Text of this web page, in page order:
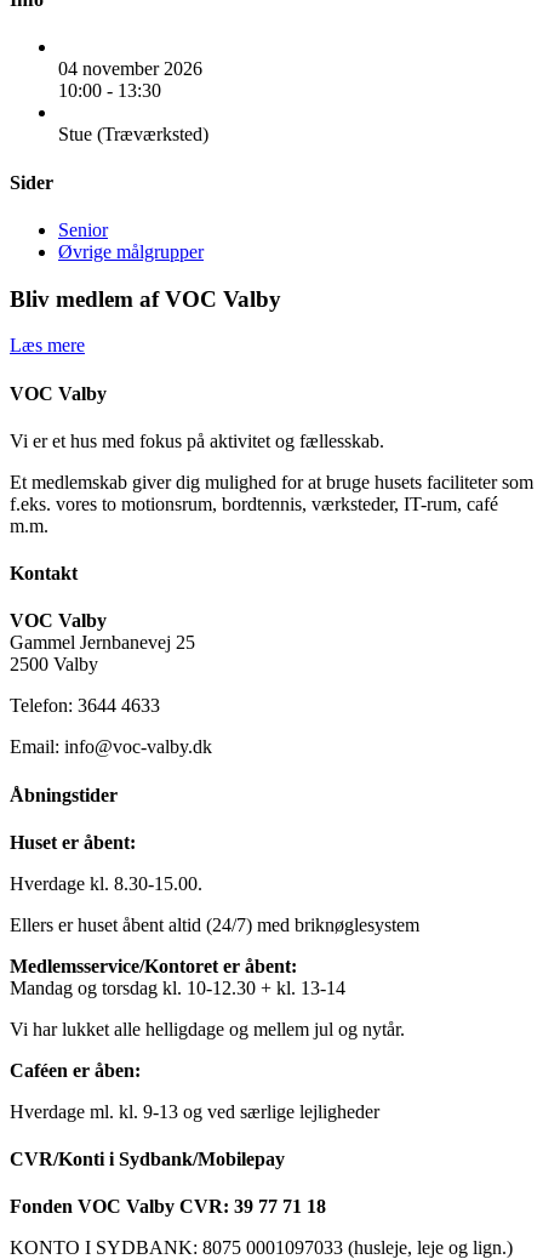
04 november 2026
10:00 - 13:30
Stue (Træværksted)
Sider
Senior
Øvrige målgrupper
Bliv medlem af VOC Valby
Læs mere
VOC Valby
Vi er et hus med fokus på aktivitet og fællesskab.
Et medlemskab giver dig mulighed for at bruge husets faciliteter som
f.eks. vores to motionsrum, bordtennis, værksteder, IT-rum, café
m.m.
Kontakt
VOC Valby
Gammel Jernbanevej 25
2500 Valby
Telefon: 3644 4633
Email: info@voc-valby.dk
Åbningstider
Huset er åbent:
Hverdage kl. 8.30-15.00.
Ellers er huset åbent altid (24/7) med briknøglesystem
Medlemsservice/Kontoret er åbent:
Mandag og torsdag kl. 10-12.30 + kl. 13-14
Vi har lukket alle helligdage og mellem jul og nytår.
Caféen er åben:
Hverdage ml. kl. 9-13 og ved særlige lejligheder
CVR/Konti i Sydbank/Mobilepay
Fonden VOC Valby CVR: 39 77 71 18
KONTO I SYDBANK: 8075 0001097033 (husleje, leje og lign.)